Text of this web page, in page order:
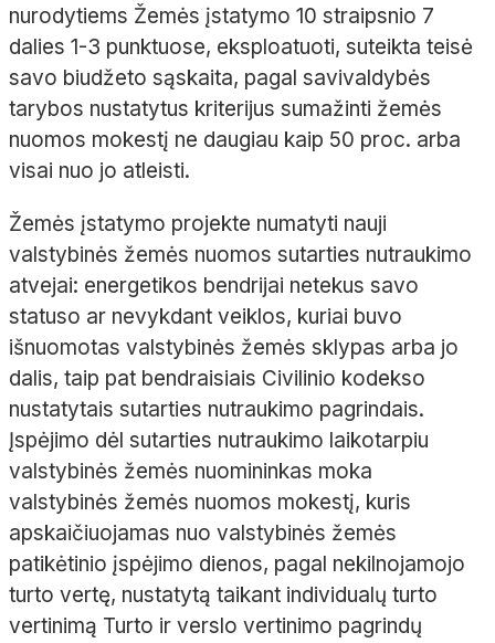
nurodytiems Žemės įstatymo 10 straipsnio 7
dalies 1-3 punktuose, eksploatuoti, suteikta teisė
savo biudžeto sąskaita, pagal savivaldybės
tarybos nustatytus kriterijus sumažinti žemės
nuomos mokestį ne daugiau kaip 50 proc. arba
visai nuo jo atleisti.
Žemės įstatymo projekte numatyti nauji
valstybinės žemės nuomos sutarties nutraukimo
atvejai: energetikos bendrijai netekus savo
statuso ar nevykdant veiklos, kuriai buvo
išnuomotas valstybinės žemės sklypas arba jo
dalis, taip pat bendraisiais Civilinio kodekso
nustatytais sutarties nutraukimo pagrindais.
Įspėjimo dėl sutarties nutraukimo laikotarpiu
valstybinės žemės nuomininkas moka
valstybinės žemės nuomos mokestį, kuris
apskaičiuojamas nuo valstybinės žemės
patikėtinio įspėjimo dienos, pagal nekilnojamojo
turto vertę, nustatytą taikant individualų turto
vertinimą Turto ir verslo vertinimo pagrindų